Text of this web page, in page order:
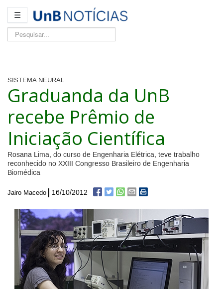
☰
Pesquisar...
SISTEMA NEURAL
Graduanda da UnB
recebe Prêmio de
Iniciação Científica
Rosana Lima, do curso de Engenharia Elétrica, teve trabalho
reconhecido no XXIII Congresso Brasileiro de Engenharia
Biomédica
Jairo Macedo 16/10/2012